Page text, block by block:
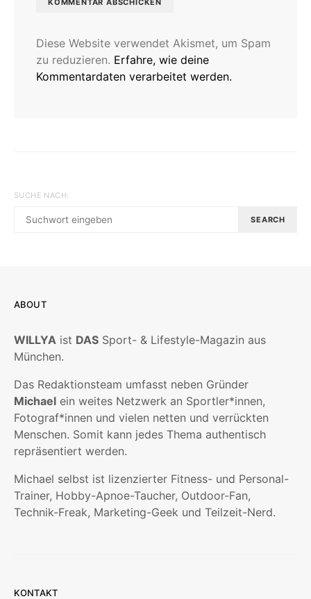
Diese Website verwendet Akismet, um Spam
zu reduzieren. Erfahre, wie deine
Kommentardaten verarbeitet werden.
SUCHE NACH:
SEARCH
ABOUT
WILLYA ist DAS Sport- & Lifestyle-Magazin aus
München.
Das Redaktionsteam umfasst neben Gründer
Michael ein weites Netzwerk an Sportler*innen,
Fotograf*innen und vielen netten und verrückten
Menschen. Somit kann jedes Thema authentisch
repräsentiert werden.
Michael selbst ist lizenzierter Fitness- und Personal-
Trainer, Hobby-Apnoe-Taucher, Outdoor-Fan,
Technik-Freak, Marketing-Geek und Teilzeit-Nerd.
KONTAKT